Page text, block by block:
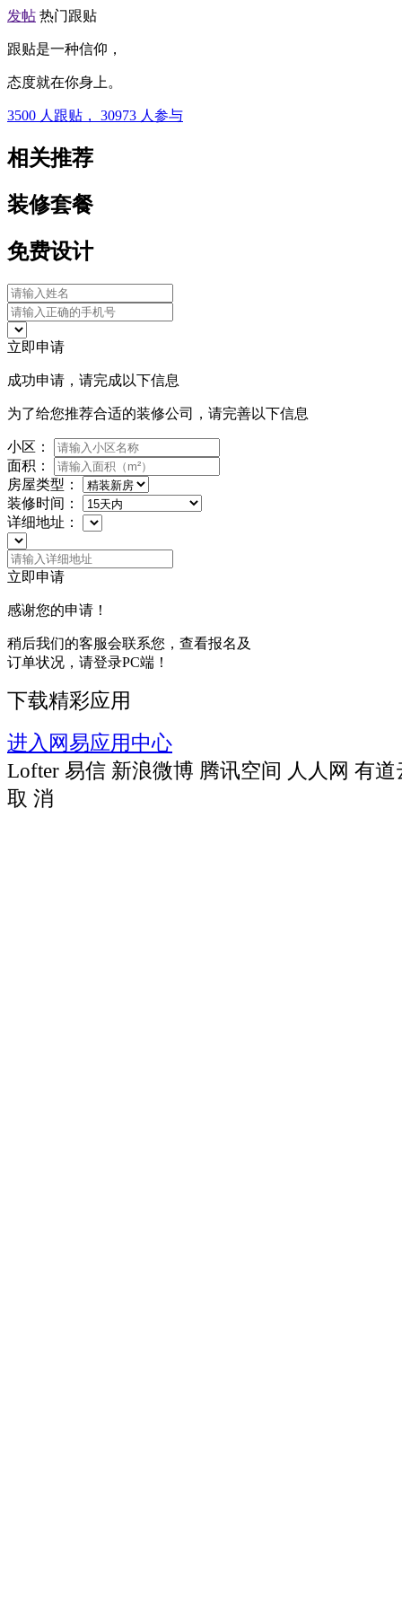
发帖 热门跟贴
跟贴是一种信仰，
态度就在你身上。
3500 人跟贴， 30973 人参与
相关推荐
装修套餐
免费设计
立即申请
成功申请，请完成以下信息
为了给您推荐合适的装修公司，请完善以下信息
小区：
面积：
房屋类型：
装修时间：
详细地址：
立即申请
感谢您的申请！
稍后我们的客服会联系您，查看报名及
订单状况，请登录PC端！
下载精彩应用
进入网易应用中心
Lofter 易信 新浪微博 腾讯空间 人人网 有道
取 消